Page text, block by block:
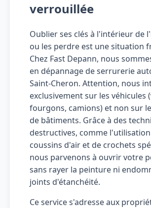
verrouillée
Oublier ses clés à l'intérieur de
ou les perdre est une situation
Chez Fast Depann, nous
en dépannage de serrurerie
Saint-Cheron. Attention, nous
exclusivement sur les véhicules
fourgons, camions) et non sur
de bâtiments. Grâce à des
destructives, comme
coussins d'air et de crochets
nous parvenons à ouvrir votre
sans rayer la peinture ni
joints d'étanchéité.
Ce service s'adresse aux